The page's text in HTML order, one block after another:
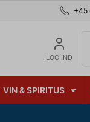
+45
LOG IND
VIN & SPIRITUS